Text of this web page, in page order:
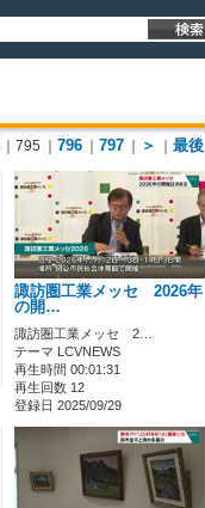
｜795 796 797 ＞ 最後
諏訪圏工業メッセ 2026年
の開…
諏訪圏工業メッセ 2…
テーマ LCVNEWS
再生時間 00:01:31
再生回数 12
登録日 2025/09/29